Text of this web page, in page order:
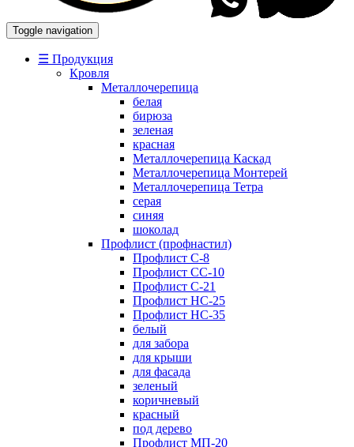
Toggle navigation
☰ Продукция
Кровля
Металлочерепица
белая
бирюза
зеленая
красная
Металлочерепица Каскад
Металлочерепица Монтерей
Металлочерепица Тетра
серая
синяя
шоколад
Профлист (профнастил)
Профлист С-8
Профлист СС-10
Профлист C-21
Профлист НС-25
Профлист НС-35
белый
для забора
для крыши
для фасада
зеленый
коричневый
красный
под дерево
Профлист МП-20